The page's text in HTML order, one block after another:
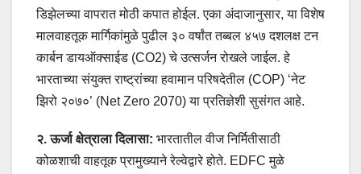
डिझेलच्या वापरात मोठी कपात होईल. एका अंदाजानुसार, या विशेष
मालवाहतूक मार्गिकांमुळे पुढील ३० वर्षांत तब्बल ४५७ दशलक्ष टन
कार्बन डायऑक्साईड (CO2) चे उत्सर्जन रोखले जाईल. हे
भारताच्या संयुक्त राष्ट्रांच्या हवामान परिषदेतील (COP) ‘नेट
झिरो २०७०’ (Net Zero 2070) या प्रतिज्ञेशी सुसंगत आहे.
२. ऊर्जा क्षेत्राला दिलासा: भारतातील वीज निर्मितीसाठी
कोळशाची वाहतूक प्रामुख्याने रेल्वेद्वारे होते. EDFC मुळे